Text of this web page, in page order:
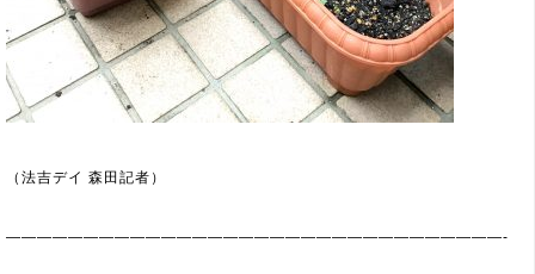
（法吉デイ 森田記者）
————————————————————————————————-